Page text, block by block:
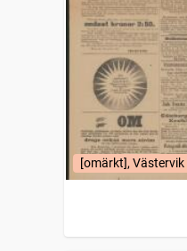
[omärkt], Västervik